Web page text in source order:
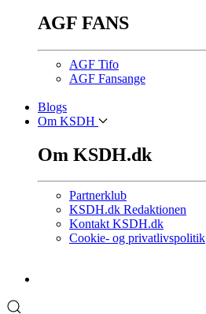
AGF FANS
AGF Tifo
AGF Fansange
Blogs
Om KSDH
Om KSDH.dk
Partnerklub
KSDH.dk Redaktionen
Kontakt KSDH.dk
Cookie- og privatlivspolitik